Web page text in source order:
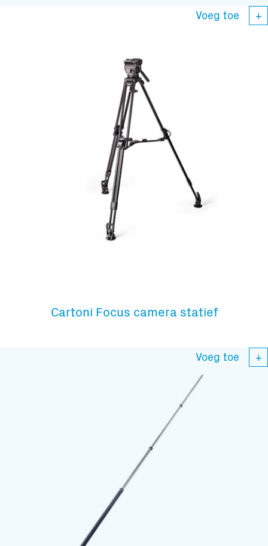
Voeg toe
Cartoni Focus camera statief
Voeg toe
En blijf op de hoogte